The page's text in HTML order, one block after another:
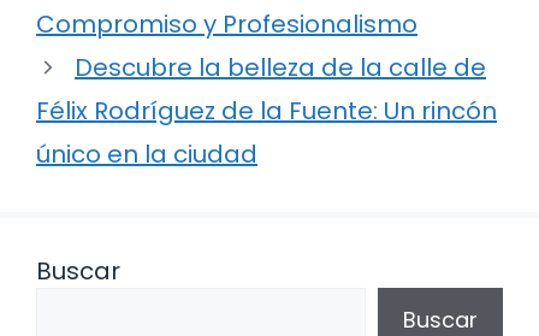
Compromiso y Profesionalismo
Descubre la belleza de la calle de
Félix Rodríguez de la Fuente: Un rincón
único en la ciudad
Buscar
Buscar